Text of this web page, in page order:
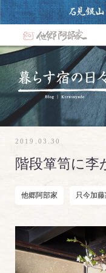
2019.03.30
階段箪笥に李
他郷阿部家 只今加藤